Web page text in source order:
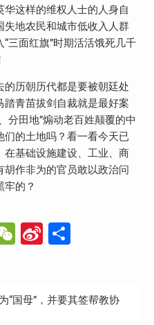
这样的维权人士的人身自
失地农民和城市低收入人群
三面红旗”时期活活饿死几千
历朝历代都是要被朝廷处
青苗拔剑自裁就是最好案
分田地”煽动老百姓颠覆的中
的土地吗？看一看今天已
基础设施建设、工业、商
作非为的官员敢以政治问
牢的？
WeChat
Sina分
“国母”，并要其签帮教协